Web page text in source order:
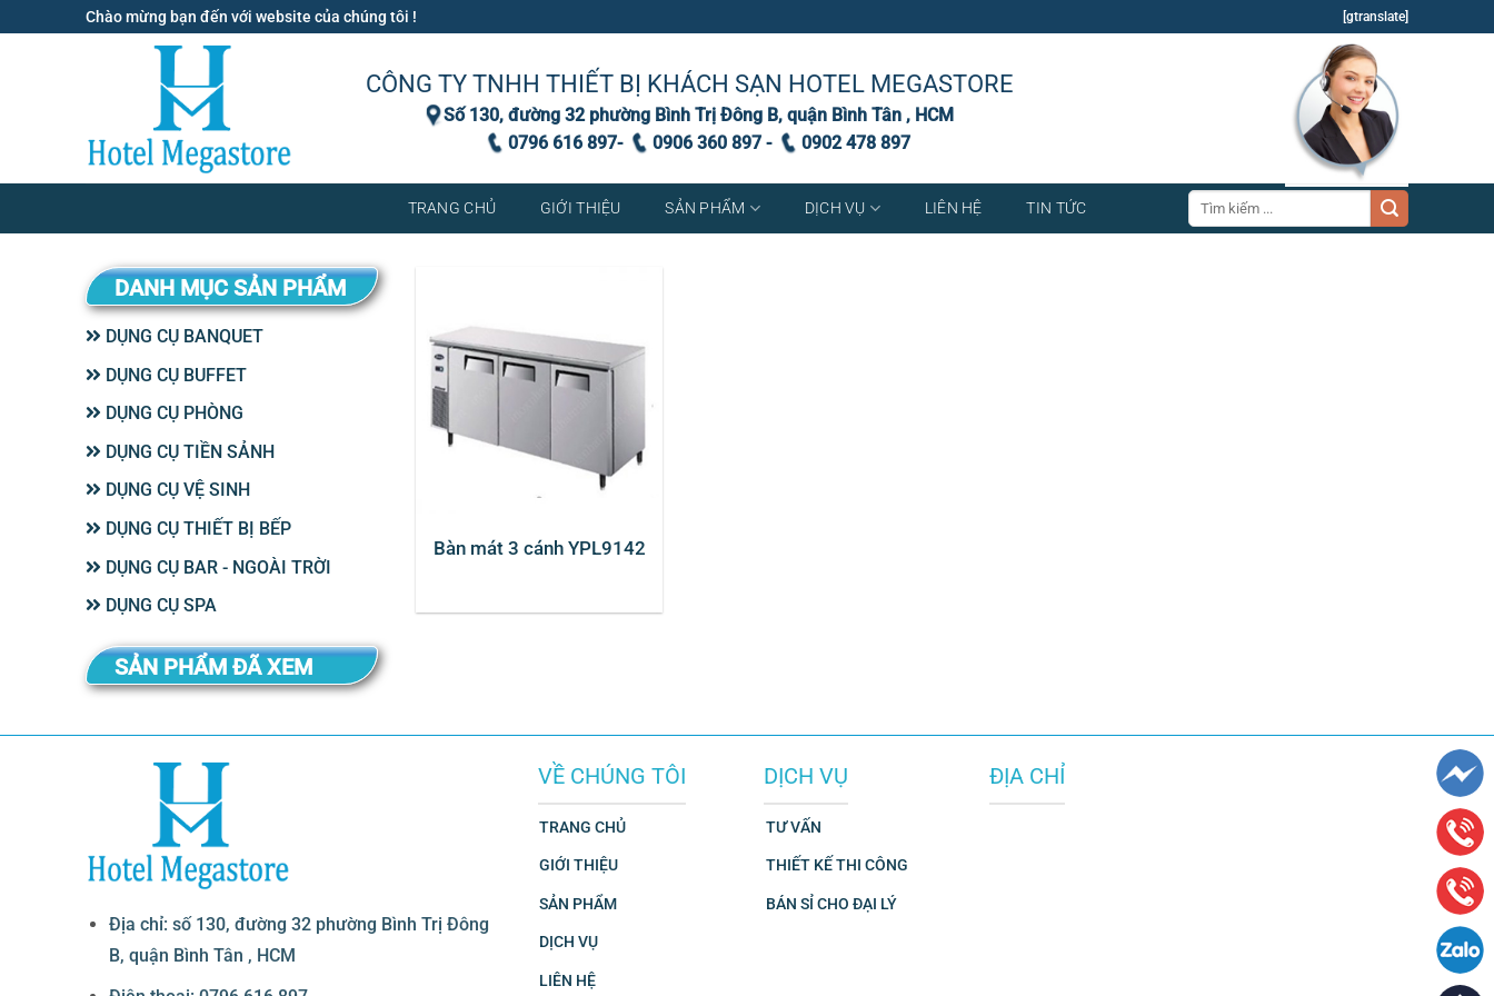
qua
Chào mừng bạn đến với website của chúng tôi ! [gtranslate]
CÔNG TY TNHH THIẾT BỊ KHÁCH SẠN HOTEL MEGASTORE
Số 130, đường 32 phường Bình Trị Đông B, quận Bình Tân , HCM
0796 616 897-
0906 360 897 - 0902 478 897
TRANG CHỦ GIỚI THIỆU SẢN PHẨM DỊCH VỤ LIÊN HỆ TIN TỨC
Tìm
kiếm:
DANH MỤC SẢN PHẨM
DỤNG CỤ BANQUET
DỤNG CỤ BUFFET
DỤNG CỤ PHÒNG
DỤNG CỤ TIỀN SẢNH
DỤNG CỤ VỆ SINH
DỤNG CỤ THIẾT BỊ BẾP
DỤNG CỤ BAR - NGOÀI TRỜI
DỤNG CỤ SPA
SẢN PHẨM ĐÃ XEM
Bàn mát 3 cánh YPL9142
Địa chỉ: số 130, đường 32 phường Bình Trị Đông
B, quận Bình Tân , HCM
VỀ CHÚNG TÔI
TRANG CHỦ
GIỚI THIỆU
SẢN PHẨM
DỊCH VỤ
LIÊN HỆ
DỊCH VỤ
TƯ VẤN
THIẾT KẾ THI CÔNG
BÁN SỈ CHO ĐẠI LÝ
ĐỊA CHỈ